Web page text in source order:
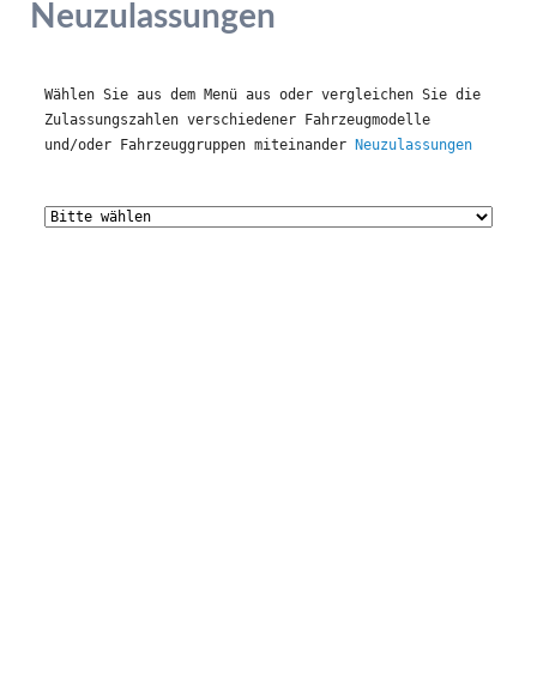
Neuzulassungen
Wählen Sie aus dem Menü aus oder vergleichen Sie die
Zulassungszahlen verschiedener Fahrzeugmodelle
und/oder Fahrzeuggruppen miteinander Neuzulassungen